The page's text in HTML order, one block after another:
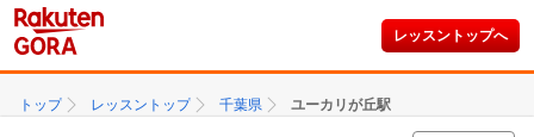
レッスントップへ
トップ レッスントップ 千葉県 ユーカリが丘駅